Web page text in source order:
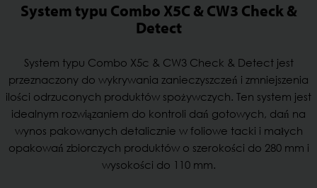
System typu Combo X5C & CW3 Check &
Detect
System typu Combo X5c & CW3 Check & Detect jest
przeznaczony do wykrywania zanieczyszczeń i zmniejszenia
ilości odrzuconych produktów spożywczych. Ten system jest
idealnym rozwiązaniem do kontroli dań gotowych, dań na
wynos pakowanych detalicznie w foliowe tacki i małych
opakowań zbiorczych produktów o szerokości do 280 mm i
wysokości do 110 mm.